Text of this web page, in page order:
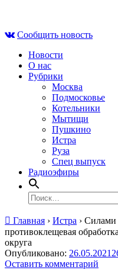
contentСообщить новость
Новости
О нас
Рубрики
Москва
Подмосковье
Котельники
Мытищи
Пушкино
Истра
Руза
Спец выпуск
Радиоэфиры
Найти:
Главная › Истра ›
противоклещевая
округа
Опубликовано: 26.05.2021
Оставить комментарий